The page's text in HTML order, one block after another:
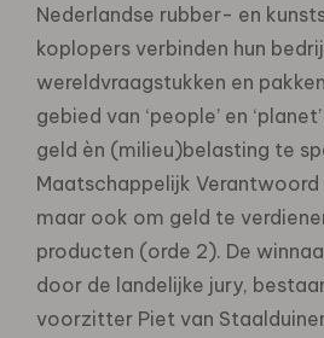
Nederlandse rubber- en
koplopers verbinden hun
wereldvraagstukken en
gebied van ‘people’ en
geld èn (milieu)belasting te
Maatschappelijk Verantwoord
maar ook om geld te
producten (orde 2). De
door de landelijke jury,
voorzitter Piet van